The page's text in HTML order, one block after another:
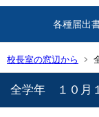
各種届出
校長室の窓辺から
全学年 １０月